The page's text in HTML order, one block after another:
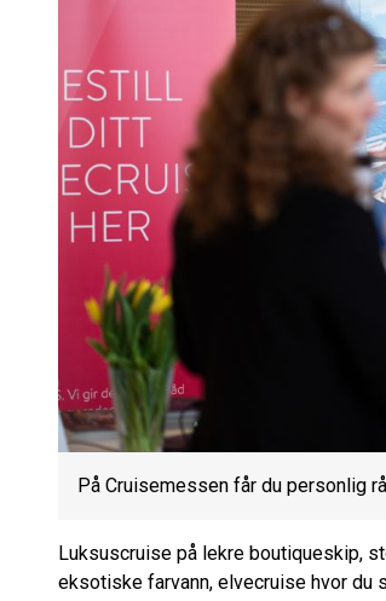
På Cruisemessen får du personlig
Luksuscruise på lekre boutiqueskip,
eksotiske farvann, elvecruise hvor du